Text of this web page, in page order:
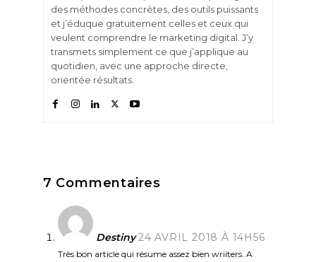
des méthodes concrètes, des outils puissants
et j’éduque gratuitement celles et ceux qui
veulent comprendre le marketing digital. J’y
transmets simplement ce que j’applique au
quotidien, avec une approche directe,
orientée résultats.
7 Commentaires
Destiny 24 AVRIL 2018 À 14H56
Très bon article qui résume assez bien wriiters. A